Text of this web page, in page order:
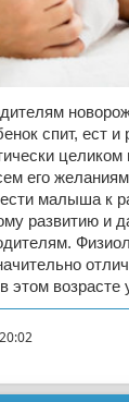
спит, ест и
его
малыша к
развитию и
этом